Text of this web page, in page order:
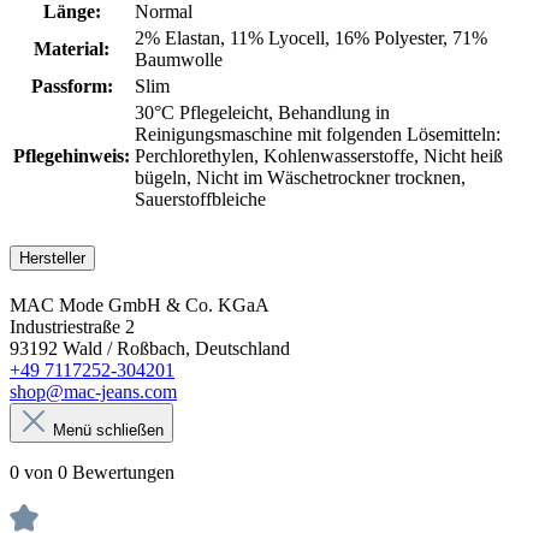
Länge:
Normal
Material:
2% Elastan, 11% Lyocell, 16% Polyester, 71%
Baumwolle
Passform:
Slim
Pflegehinweis:
30°C Pflegeleicht, Behandlung in
Reinigungsmaschine mit folgenden Lösemitteln:
Perchlorethylen, Kohlenwasserstoffe, Nicht heiß
bügeln, Nicht im Wäschetrockner trocknen,
Sauerstoffbleiche
Hersteller
MAC Mode GmbH & Co. KGaA
Industriestraße 2
93192 Wald / Roßbach, Deutschland
+49 7117252-304201
shop@mac-jeans.com
Menü schließen
0 von 0 Bewertungen